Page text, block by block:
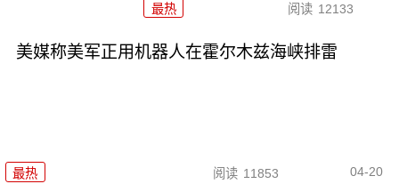
最热 阅读 12133
美媒称美军正用机器人在霍尔木兹海峡排雷
最热 阅读 11853 04-20